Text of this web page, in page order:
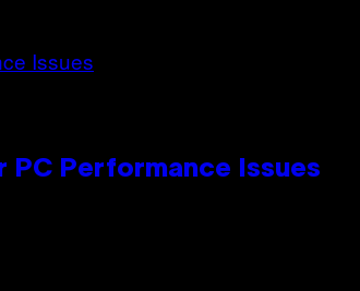
PC Performance Issues